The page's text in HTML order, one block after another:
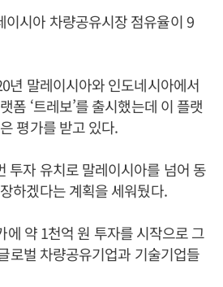
이시아 차량공유시장 점유율이 9
년 말레이시아와 인도네시아에서
폼 ‘트레보’를 출시했는데 이 플랫
평가를 받고 있다.
투자 유치로 말레이시아를 넘어 동
하겠다는 계획을 세워뒀다.
에 약 1천억 원 투자를 시작으로 그
로벌 차량공유기업과 기술기업들